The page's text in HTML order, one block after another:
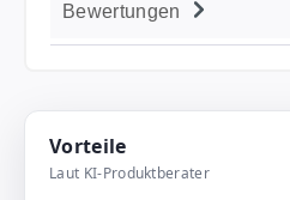
Bewertungen
Vorteile
Laut KI-Produktberater